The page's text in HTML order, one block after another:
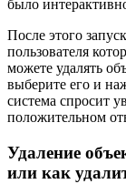
После этого
пользователя
можете удалять
выберите его и
система спросит
положительном
Удаление
или как